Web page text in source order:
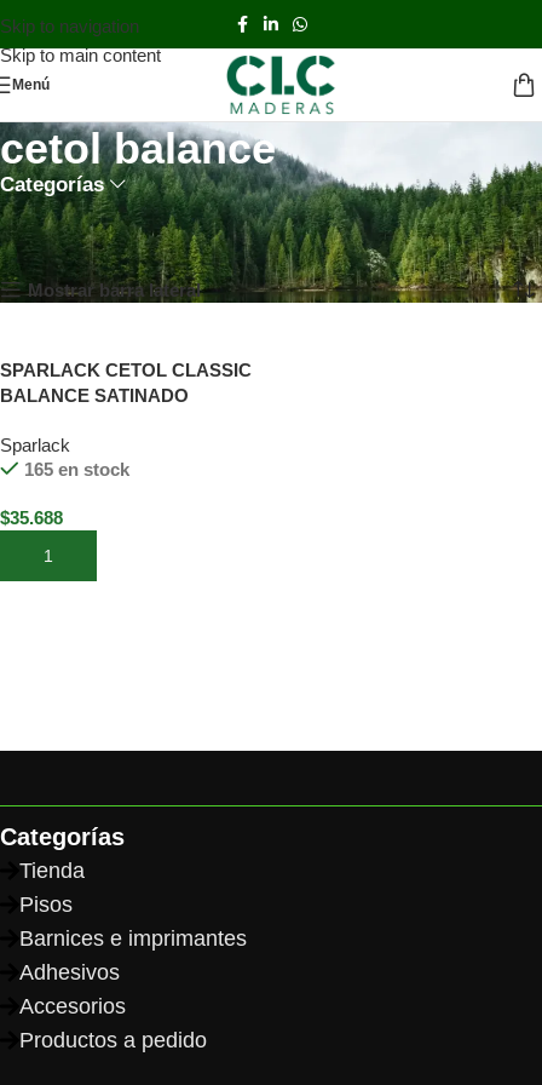
Skip to navigation
Skip to main content
Menú
cetol balance
Categorías
Inicio TIENDA Productos etiquetados “cetol balance”
Mostrando el único resultado
Mostrar barra lateral
SPARLACK CETOL CLASSIC
BALANCE SATINADO
Sparlack
165 en stock
$35.688
Añadir al carrito
Categorías
Tienda
Pisos
Barnices e imprimantes
Adhesivos
Accesorios
Productos a pedido